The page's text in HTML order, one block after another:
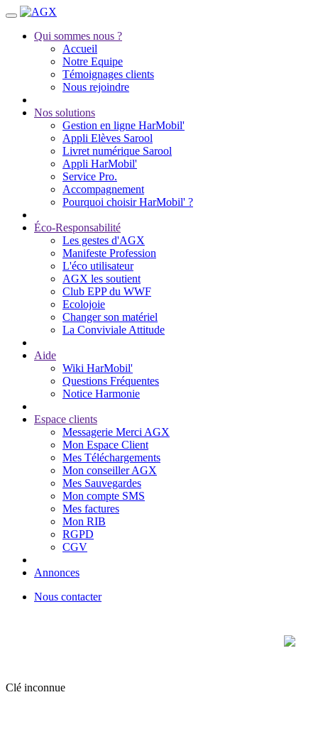
Qui sommes nous ?
Accueil
Notre Equipe
Témoignages clients
Nous rejoindre
Nos solutions
Gestion en ligne HarMobil'
Appli Elèves Sarool
Livret numérique Sarool
Appli HarMobil'
Service Pro.
Accompagnement
Pourquoi choisir HarMobil' ?
Éco-Responsabilité
Les gestes d'AGX
Manifeste Profession
L'éco utilisateur
AGX les soutient
Club EPP du WWF
Ecolojoie
Changer son matériel
La Conviviale Attitude
Aide
Wiki HarMobil'
Questions Fréquentes
Notice Harmonie
Espace clients
Messagerie Merci AGX
Mon Espace Client
Mes Téléchargements
Mon conseiller AGX
Mes Sauvegardes
Mon compte SMS
Mes factures
Mon RIB
RGPD
CGV
Annonces
Nous contacter
Clé inconnue